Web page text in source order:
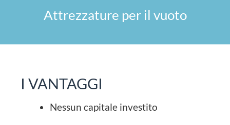
Attrezzature per il vuoto
I VANTAGGI
Nessun capitale investito